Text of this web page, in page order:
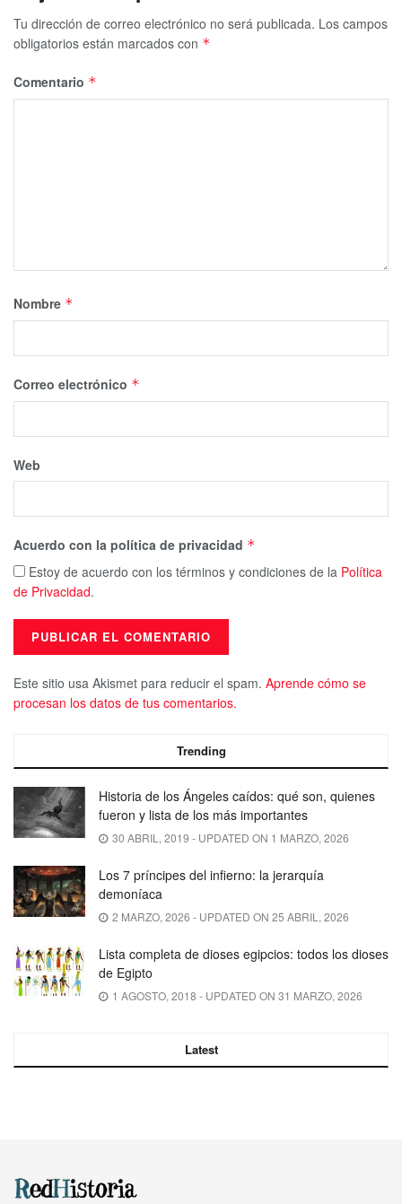
Tu dirección de correo electrónico no será publicada. Los campos
obligatorios están marcados con *
Comentario *
Nombre *
Correo electrónico *
Web
Acuerdo con la política de privacidad *
Estoy de acuerdo con los términos y condiciones de la Política
de Privacidad.
Este sitio usa Akismet para reducir el spam. Aprende cómo se
procesan los datos de tus comentarios.
Trending
Historia de los Ángeles caídos: qué son, quienes
fueron y lista de los más importantes
30 ABRIL, 2019 - UPDATED ON 1 MARZO, 2026
Los 7 príncipes del infierno: la jerarquía
demoníaca
2 MARZO, 2026 - UPDATED ON 25 ABRIL, 2026
Lista completa de dioses egipcios: todos los dioses
de Egipto
1 AGOSTO, 2018 - UPDATED ON 31 MARZO, 2026
Latest